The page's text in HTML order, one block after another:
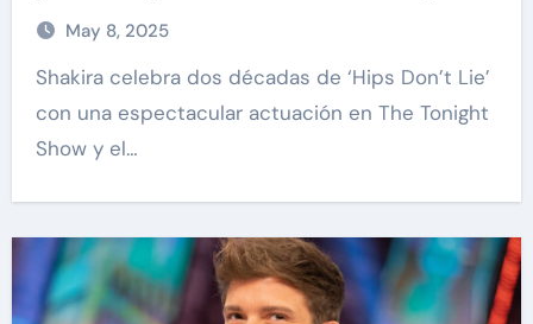
Show y arrasa con su gira mundial
May 8, 2025
Shakira celebra dos décadas de ‘Hips Don’t Lie’
con una espectacular actuación en The Tonight
Show y el…